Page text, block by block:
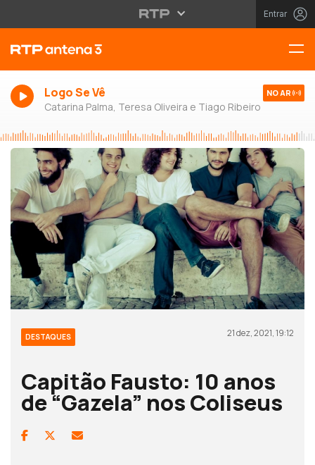
Entrar
Logo Se Vê
Catarina Palma, Teresa Oliveira e Tiago Ribeiro
NO AR
DESTAQUES 21 dez, 2021, 19:12
Capitão Fausto: 10 anos
de “Gazela” nos Coliseus